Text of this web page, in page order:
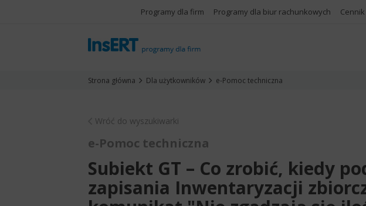
Programy dla firm Programy dla biur rachunkowych Cennik
Strona główna Dla użytkowników e-Pomoc techniczna
Wróć do wyszukiwarki
e-Pomoc techniczna
Subiekt GT – Co zrobić, kiedy
zapisania Inwentaryzacji